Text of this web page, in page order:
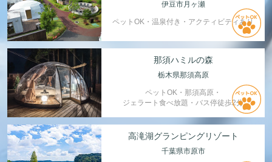
伊豆市月ヶ瀬
ペットOK・温泉付き・アクティビティあり
那須ハミルの森
栃木県那須高原
ペットOK・那須高原・
ジェラート食べ放題・バス停徒歩2分
高滝湖グランピングリゾート
千葉県市原市